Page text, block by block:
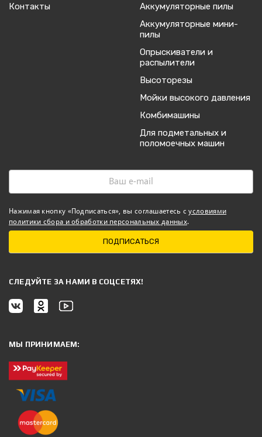
Контакты
Аккумуляторные пилы
Аккумуляторные мини-
пилы
Опрыскиватели и
распылители
Высоторезы
Мойки высокого давления
Комбимашины
Для подметальных и
поломоечных машин
Нажимая кнопку «Подписаться», вы соглашаетесь сусловиями
политики сбора и обработки персональных данных.
ПОДПИСАТЬСЯ
CЛЕДУЙТЕ ЗА НАМИ В СОЦСЕТЯХ!
МЫ ПРИНИМАЕМ: